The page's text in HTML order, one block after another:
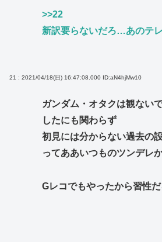
>>22
新訳要らないだろ…あのテ
21 : 2021/04/18(日) 16:47:08.000 ID:aN4hjMw10
ガンダム・オタクは観ない
したにも関わらず
初見には分からない過去の
ってああいつものツンデレ
Gレコでもやったから習性